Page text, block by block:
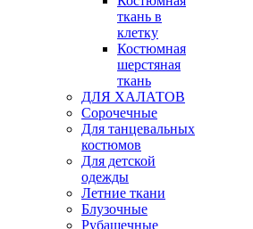
ткань в
клетку
Костюмная
шерстяная
ткань
ДЛЯ ХАЛАТОВ
Сорочечные
Для танцевальных
костюмов
Для детской
одежды
Летние ткани
Блузочные
Рубашечные